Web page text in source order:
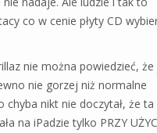
co w cenie płyty CD
nie można powiedzieć,
nie gorzej niż normalne
nikt nie doczytał, że ta
na iPadzie tylko PRZY